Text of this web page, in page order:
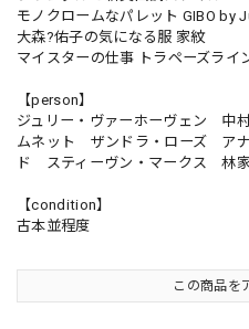
モノクロームなパレット GIBO by
大森?佑子の気になる服 家紋
マイスターの仕事 トラペーズライ
【person】
ジュリー・ヴァーホーヴェン
ムネット ザンドラ・ローズ ア
ド スティーヴン・マークス 林
【condition】
古本並程度
この商品を